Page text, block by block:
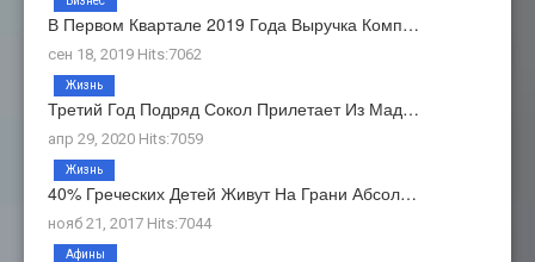
В Первом Квартале 2019 Года Выручка Комп…
сен 18, 2019 Hits:7062
Третий Год Подряд Сокол Прилетает Из Мад…
апр 29, 2020 Hits:7059
Жизнь
40% Греческих Детей Живут На Грани Абсол…
нояб 21, 2017 Hits:7044
Жизнь
Афины